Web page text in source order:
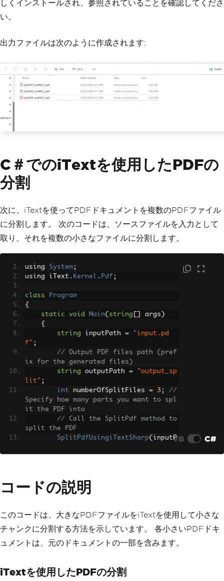
しくインストールされ、参照されていることを確認してくださ
い。
出力ファイルは次のように作成されます:
C＃でのiTextを使用したPDFの
分割
次に、iTextを使ってPDFドキュメントを複数のPDFファイル
に分割します。 次のコードは、ソースファイルを入力として
取り、それを複数の小さなファイルに分割します。
using System;
using iText . Kernel . Pdf ;
class
Program
{
static
void Main( string args )
{
string inputPath =
"input.pd
f" ;
// Output PDF files path (pref
ix for the generated files)
string outputPath =
"output_sp
lit" ;
int numberOfSplitFiles = 3 ;
//
Specify how many parts you want to spl
it the PDF into
// Call the SplitPdf method to
split the PDF
SplitPdfUsingiTextSharp( inputP
p( string inputPdfPath
lder
int numberOfSplitFiles
        using
(PdfReader reader =
new
PdfReader
inputPdfPath
{
            using
(PdfDocument doc =
n
// Calculate the numbe
VB C#
コードの説明
このコードは、大きなPDFファイルをiTextを使用して小さな
チャンクに分割する方法を示しています。 各小さいPDFドキ
ュメントは、元のドキュメントの一部を含みます。
iTextを使用したPDFの分割